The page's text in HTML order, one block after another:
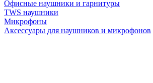
Офисные наушники и гарнитуры
TWS наушники
Микрофоны
Аксессуары для наушников и микрофонов